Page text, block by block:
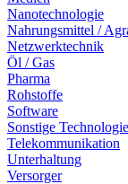
Nanotechnologie
Nahrungsmittel /
Netzwerktechnik
Öl / Gas
Pharma
Rohstoffe
Software
Sonstige Technologie
Telekommunikation
Unterhaltung
Versorger